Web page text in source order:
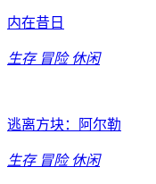
内在昔日
生存 冒险 休闲
逃离方块：阿尔勒
生存 冒险 休闲